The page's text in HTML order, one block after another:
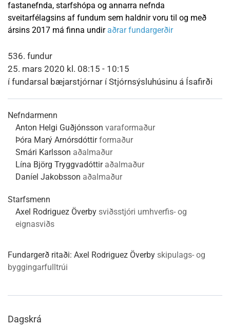
fastanefnda, starfshópa og annarra nefnda
sveitarfélagsins af fundum sem haldnir voru til og með
ársins 2017 má finna undir aðrar fundargerðir
536. fundur
25. mars 2020 kl. 08:15 - 10:15
í fundarsal bæjarstjórnar í Stjórnsýsluhúsinu á Ísafirði
Nefndarmenn
Anton Helgi Guðjónsson varaformaður
Þóra Marý Arnórsdóttir formaður
Smári Karlsson aðalmaður
Lína Björg Tryggvadóttir aðalmaður
Daníel Jakobsson aðalmaður
Starfsmenn
Axel Rodriguez Överby sviðsstjóri umhverfis- og
eignasviðs
Fundargerð ritaði: Axel Rodriguez Överby skipulags- og
byggingarfulltrúi
Dagskrá